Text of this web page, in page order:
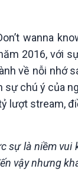
wanna
2016, với
về nỗi nhớ
chú ý của
stream,
là niềm
vậy nhưng